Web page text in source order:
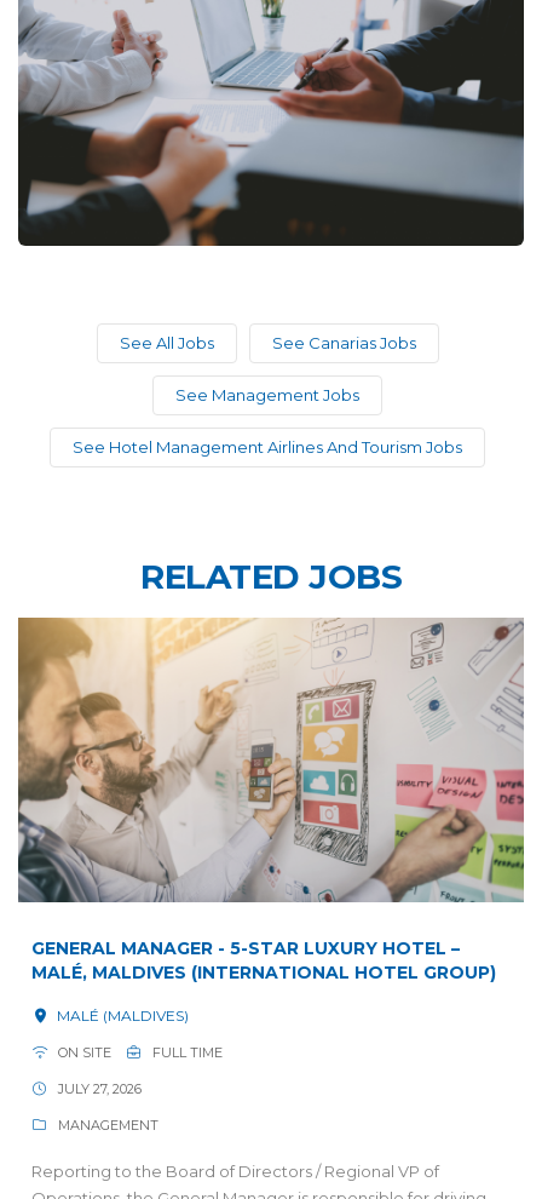
See All Jobs See Canarias Jobs
See Management Jobs
See Hotel Management Airlines And Tourism Jobs
RELATED JOBS
GENERAL MANAGER - 5-STAR LUXURY HOTEL –
MALÉ, MALDIVES (INTERNATIONAL HOTEL GROUP)
MALÉ (MALDIVES)
ON SITE FULL TIME
JULY 27, 2026
MANAGEMENT
Reporting to the Board of Directors / Regional VP of